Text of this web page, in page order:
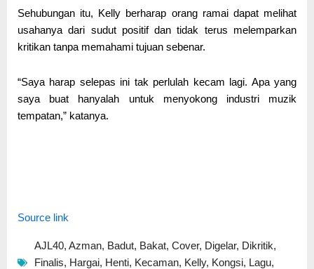
Sehubungan itu, Kelly berharap orang ramai dapat melihat
usahanya dari sudut positif dan tidak terus melemparkan
kritikan tanpa memahami tujuan sebenar.
“Saya harap selepas ini tak perlulah kecam lagi. Apa yang
saya buat hanyalah untuk menyokong industri muzik
tempatan,” katanya.
Source link
AJL40, Azman, Badut, Bakat, Cover, Digelar, Dikritik,
Finalis, Hargai, Henti, Kecaman, Kelly, Kongsi, Lagu,